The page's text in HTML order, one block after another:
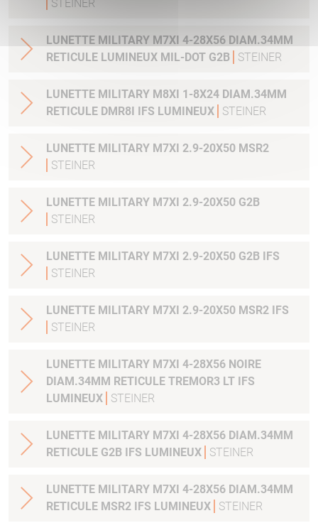
STEINER
LUNETTE MILITARY M7XI 4-28X56 DIAM.34MM
RETICULE LUMINEUX MIL-DOT G2B
STEINER
LUNETTE MILITARY M8XI 1-8X24 DIAM.34MM
RETICULE DMR8I IFS LUMINEUX
STEINER
LUNETTE MILITARY M7XI 2.9-20X50 MSR2
STEINER
LUNETTE MILITARY M7XI 2.9-20X50 G2B
STEINER
LUNETTE MILITARY M7XI 2.9-20X50 G2B IFS
STEINER
LUNETTE MILITARY M7XI 2.9-20X50 MSR2 IFS
STEINER
LUNETTE MILITARY M7XI 4-28X56 NOIRE
DIAM.34MM RETICULE TREMOR3 LT IFS
LUMINEUX
STEINER
LUNETTE MILITARY M7XI 4-28X56 DIAM.34MM
RETICULE G2B IFS LUMINEUX
STEINER
LUNETTE MILITARY M7XI 4-28X56 DIAM.34MM
RETICULE MSR2 IFS LUMINEUX
STEINER